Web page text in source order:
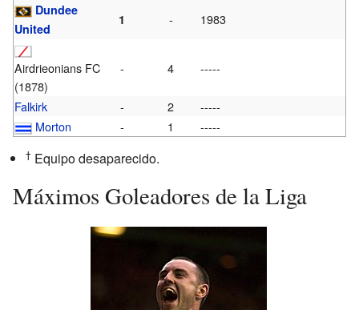
Dundee
United
1 - 1983
Airdrieonians FC
(1878)
- 4 -----
Falkirk - 2
-----
Morton
- 1 -----
† Equipo desaparecido.
Máximos Goleadores de la Liga